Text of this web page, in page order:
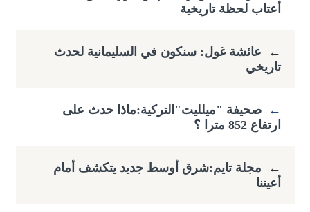
أعتاب لحظة تاريخية
←
عائشة غول: سنكون في السليمانية لحدث
تاريخي
←
صحيفة "ميلليت"التركية:ماذا حدث على
ارتفاع ​852 مترا ؟
←
مجلة تايم:شرق أوسط جديد يتكشف أمام
أعيننا